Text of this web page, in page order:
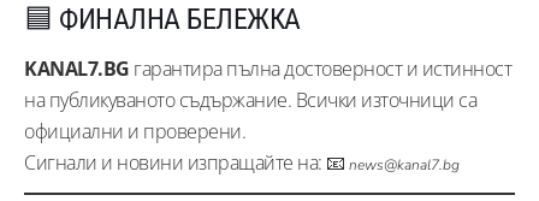
🟦 ФИНАЛНА БЕЛЕЖКА
KANAL7.BG гарантира пълна достоверност и истинност
на публикуваното съдържание. Всички източници са
официални и проверени.
Сигнали и новини изпращайте на: 📧 news@kanal7.bg